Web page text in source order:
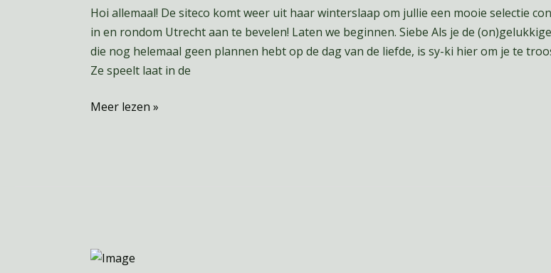
Hoi allemaal! De siteco komt weer uit haar winterslaap om jullie een mooie selectie
in en rondom Utrecht aan te bevelen! Laten we beginnen. Siebe Als je de
die nog helemaal geen plannen hebt op de dag van de liefde, is sy-ki hier om je te
Ze speelt laat in de
Meer lezen »
Album